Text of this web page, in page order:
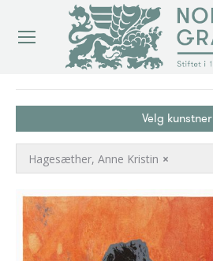
Velg kunstner
×
Hagesæther, Anne Kristin